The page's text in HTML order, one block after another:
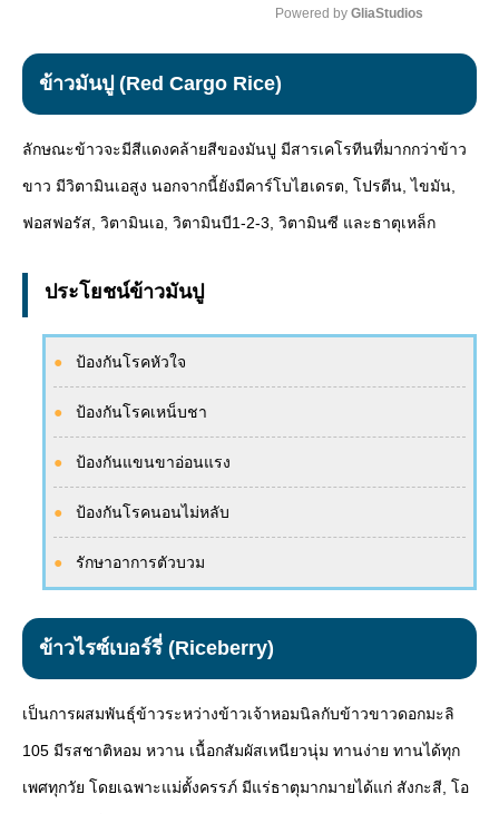
Mute
Powered by GliaStudios
ข้าวมันปู (Red Cargo Rice)
ลักษณะข้าวจะมีสีแดงคล้ายสีของมันปู มีสารเคโรทีนที่มากกว่าข้าว
ขาว มีวิตามินเอสูง นอกจากนี้ยังมีคาร์โบไฮเดรต, โปรตีน, ไขมัน,
ฟอสฟอรัส, วิตามินเอ, วิตามินบี1-2-3, วิตามินซี และธาตุเหล็ก
ประโยชน์ข้าวมันปู
ป้องกันโรคหัวใจ
ป้องกันโรคเหน็บชา
ป้องกันแขนขาอ่อนแรง
ป้องกันโรคนอนไม่หลับ
รักษาอาการตัวบวม
ข้าวไรซ์เบอร์รี่ (Riceberry)
เป็นการผสมพันธุ์ข้าวระหว่างข้าวเจ้าหอมนิลกับข้าวขาวดอกมะลิ
105 มีรสชาติหอม หวาน เนื้อกสัมผัสเหนียวนุ่ม ทานง่าย ทานได้ทุก
เพศทุกวัย โดยเฉพาะแม่ตั้งครรภ์ มีแร่ธาตุมากมายได้แก่ สังกะสี, โอ